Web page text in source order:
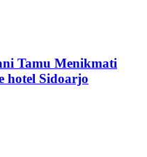
Tamu Menikmati
hotel Sidoarjo